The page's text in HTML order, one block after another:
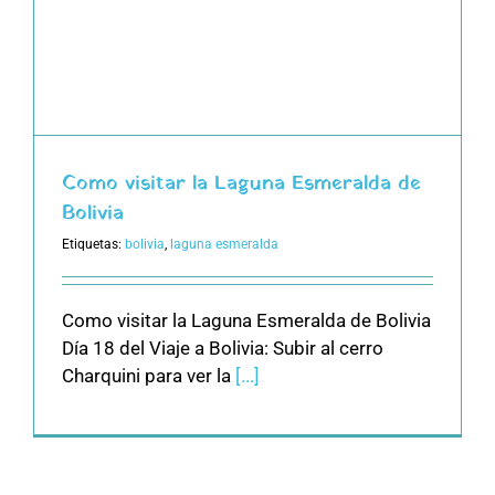
Como visitar la Laguna Esmeralda de
Bolivia
Etiquetas: bolivia, laguna esmeralda
Como visitar la Laguna Esmeralda de Bolivia
Día 18 del Viaje a Bolivia: Subir al cerro
Charquini para ver la [...]